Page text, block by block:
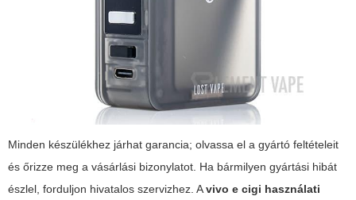
Minden készülékhez járhat garancia; olvassa el a gyártó feltételeit
és őrizze meg a vásárlási bizonylatot. Ha bármilyen gyártási hibát
észlel, forduljon hivatalos szervizhez. Avivo e cigi használati